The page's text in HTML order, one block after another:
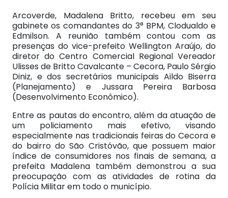
Arcoverde, Madalena Britto, recebeu em seu
gabinete os comandantes do 3° BPM, Clodualdo e
Edmilson. A reunião também contou com as
presenças do vice-prefeito Wellington Araújo, do
diretor do Centro Comercial Regional Vereador
Ulisses de Britto Cavalcante – Cecora, Paulo Sérgio
Diniz, e dos secretários municipais Aildo Biserra
(Planejamento) e Jussara Pereira Barbosa
(Desenvolvimento Econômico).
Entre as pautas do encontro, além da atuação de
um policiamento mais efetivo, visando
especialmente nas tradicionais feiras do Cecora e
do bairro do São Cristóvão, que possuem maior
índice de consumidores nos finais de semana, a
prefeita Madalena também demonstrou a sua
preocupação com as atividades de rotina da
Polícia Militar em todo o município.